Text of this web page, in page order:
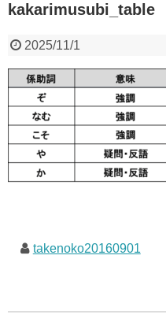
kakarimusubi_table
2025/11/1
takenoko20160901